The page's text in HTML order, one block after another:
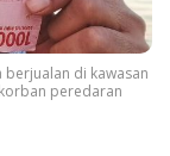
berjualan di kawasan
peredaran